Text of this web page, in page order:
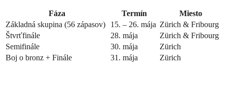
Fáza Termín
Miesto
Základná skupina (56 zápasov)
15. – 26. mája Zürich & Fribourg
Štvrťfinále
28. mája
Zürich & Fribourg
Semifinále
30. mája
Zürich
Boj o bronz + Finále
31. mája Zürich